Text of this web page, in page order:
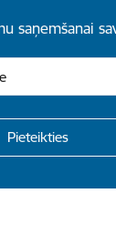
saņemšanai